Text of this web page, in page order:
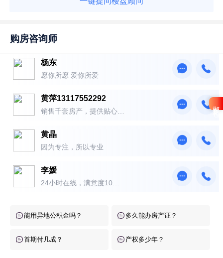
购房咨询师
杨东
愿你所愿 爱你所爱
黄萍13117552292
销售千套房产，提供贴心服
黄晶
因为专注，所以专业
李媛
24小时在线，满意度10
能用异地公积金吗？ 多久能办房产证？
首期付几成？ 产权多少年？